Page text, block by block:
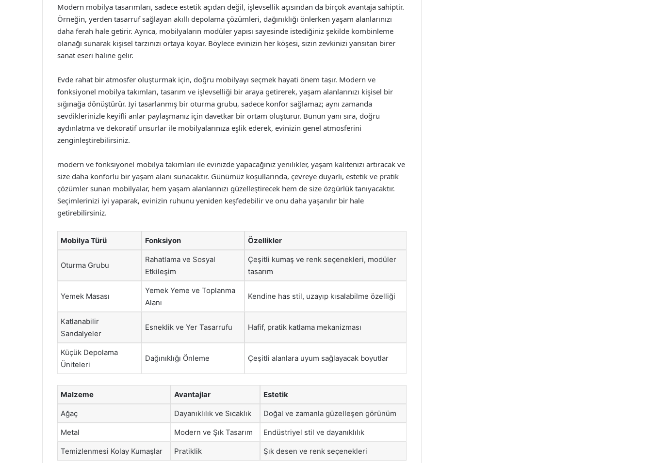
Modern mobilya tasarımları, sadece estetik açıdan değil, işlevsellik açısından da birçok avantaja sahiptir.
Örneğin, yerden tasarruf sağlayan akıllı depolama çözümleri, dağınıklığı önlerken yaşam alanlarınızı
daha ferah hale getirir. Ayrıca, mobilyaların modüler yapısı sayesinde istediğiniz şekilde kombinleme
olanağı sunarak kişisel tarzınızı ortaya koyar. Böylece evinizin her köşesi, sizin zevkinizi yansıtan birer
sanat eseri haline gelir.
Evde rahat bir atmosfer oluşturmak için, doğru mobilyayı seçmek hayati önem taşır. Modern ve
fonksiyonel mobilya takımları, tasarım ve işlevselliği bir araya getirerek, yaşam alanlarınızı kişisel bir
sığınağa dönüştürür. İyi tasarlanmış bir oturma grubu, sadece konfor sağlamaz; aynı zamanda
sevdiklerinizle keyifli anlar paylaşmanız için davetkar bir ortam oluşturur. Bunun yanı sıra, doğru
aydınlatma ve dekoratif unsurlar ile mobilyalarınıza eşlik ederek, evinizin genel atmosferini
zenginleştirebilirsiniz.
modern ve fonksiyonel mobilya takımları ile evinizde yapacağınız yenilikler, yaşam kalitenizi artıracak ve
size daha konforlu bir yaşam alanı sunacaktır. Günümüz koşullarında, çevreye duyarlı, estetik ve pratik
çözümler sunan mobilyalar, hem yaşam alanlarınızı güzelleştirecek hem de size özgürlük tanıyacaktır.
Seçimlerinizi iyi yaparak, evinizin ruhunu yeniden keşfedebilir ve onu daha yaşanılır bir hale
getirebilirsiniz.
Mobilya Türü Fonksiyon Özellikler
Oturma Grubu
Rahatlama ve Sosyal
Etkileşim
Çeşitli kumaş ve renk seçenekleri, modüler
tasarım
Yemek Masası
Yemek Yeme ve Toplanma
Alanı
Kendine has stil, uzayıp kısalabilme özelliği
Katlanabilir
Sandalyeler
Esneklik ve Yer Tasarrufu Hafif, pratik katlama mekanizması
Küçük Depolama
Üniteleri
Dağınıklığı Önleme Çeşitli alanlara uyum sağlayacak boyutlar
Malzeme Avantajlar Estetik
Ağaç Dayanıklılık ve Sıcaklık Doğal ve zamanla güzelleşen görünüm
Metal Modern ve Şık Tasarım Endüstriyel stil ve dayanıklılık
Temizlenmesi Kolay Kumaşlar Pratiklik Şık desen ve renk seçenekleri